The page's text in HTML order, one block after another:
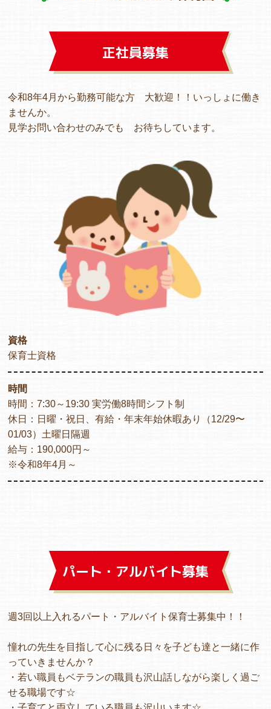
正社員募集
令和8年4月から勤務可能な方 大歓迎！！いっしょに働き
ませんか。
見学お問い合わせのみでも お待ちしています。
資格
保育士資格
時間
時間：7:30～19:30 実労働8時間シフト制
休日：日曜・祝日、有給・年末年始休暇あり（12/29〜
01/03）土曜日隔週
給与：190,000円～
※令和8年4月～
パート・アルバイト募集
週3回以上入れるパート・アルバイト保育士募集中！！
憧れの先生を目指して心に残る日々を子ども達と一緒に作
っていきませんか？
・若い職員もベテランの職員も沢山話しながら楽しく過ご
せる職場です☆